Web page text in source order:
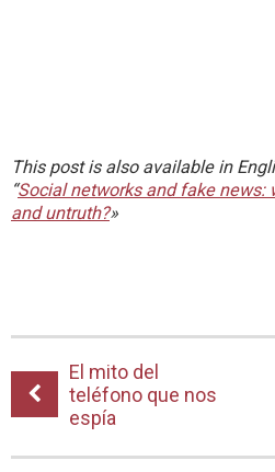
This post is also available in
“Social networks and fake news:
and untruth?»
El mito del
teléfono que nos
espía